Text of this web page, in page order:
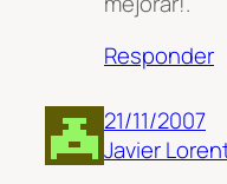
Responder
21/11/2007
Javier